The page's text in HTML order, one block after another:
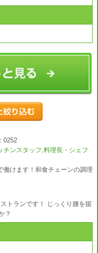
0252
チンスタッフ,料理長・シェフ
働けます！和食チェーンの調理
トランです！ じっくり腰を据
？